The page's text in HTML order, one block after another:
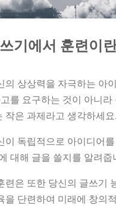
기에서 훈련이
의 상상력을 자극하는 아
를 요구하는 것이 아니라
작은 과제라고 생각하세요.
이 독립적으로 아이디어
대해 글을 쓸지를 알려줍
련은 또한 당신의 글쓰기
을 단련하여 미래에 창의